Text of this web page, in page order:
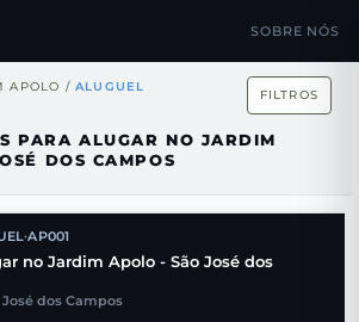
SOBRE NÓS
APOLO / ALUGUEL
FILTROS
PARA ALUGAR NO JARDIM
DOS CAMPOS
•AP001
no Jardim Apolo - São José dos
José dos Campos